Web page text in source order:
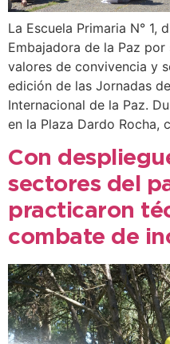
La Escuela Primaria N° 1,
Embajadora de la Paz
valores de convivencia y
edición de las Jornadas
Internacional de la Paz.
en la Plaza Dardo Rocha,
Con
sectores del
practicaron
combate de